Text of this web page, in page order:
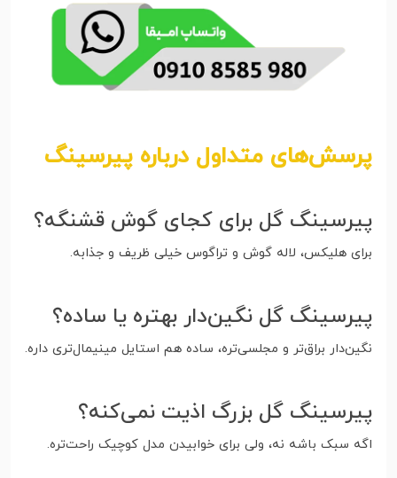
پرسش‌های متداول درباره پیرسینگ
پیرسینگ گل برای کجای گوش قشنگه؟
برای هلیکس، لاله گوش و تراگوس خیلی ظریف و جذابه.
پیرسینگ گل نگین‌دار بهتره یا ساده؟
نگین‌دار براق‌تر و مجلسی‌تره، ساده هم استایل مینیمال‌تری داره.
پیرسینگ گل بزرگ اذیت نمی‌کنه؟
اگه سبک باشه نه، ولی برای خوابیدن مدل کوچیک راحت‌تره.